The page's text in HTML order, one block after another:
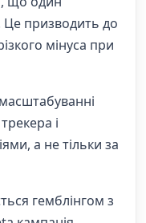
Це призводить до
мінуса при
і
а не тільки за
гемблінгом з